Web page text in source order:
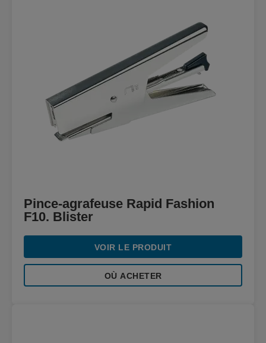
Pince-agrafeuse Rapid Fashion
F10. Blister
VOIR LE PRODUIT
OÙ ACHETER